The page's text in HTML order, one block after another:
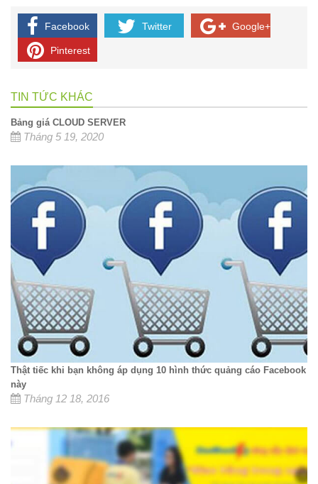
Facebook Twitter Google+
Pinterest
TIN TỨC KHÁC
Bảng giá CLOUD SERVER
Tháng 5 19, 2020
Thật tiếc khi bạn không áp dụng 10 hình thức quảng cáo Facebook
này
Tháng 12 18, 2016